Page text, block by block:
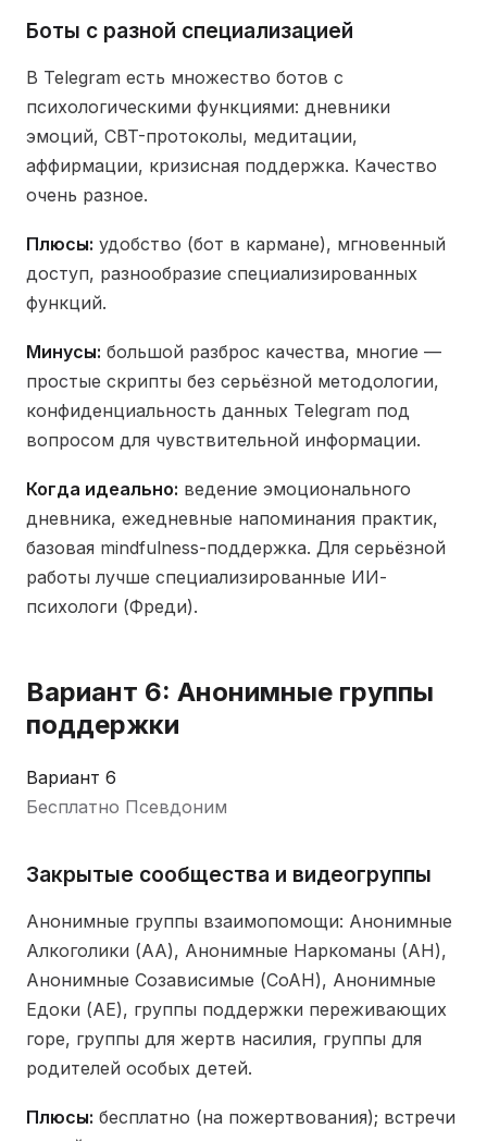
Боты с разной специализацией
В Telegram есть множество ботов с
психологическими функциями: дневники
эмоций, CBT-протоколы, медитации,
аффирмации, кризисная поддержка. Качество
очень разное.
Плюсы: удобство (бот в кармане), мгновенный
доступ, разнообразие специализированных
функций.
Минусы: большой разброс качества, многие —
простые скрипты без серьёзной методологии,
конфиденциальность данных Telegram под
вопросом для чувствительной информации.
Когда идеально: ведение эмоционального
дневника, ежедневные напоминания практик,
базовая mindfulness-поддержка. Для серьёзной
работы лучше специализированные ИИ-
психологи (Фреди).
Вариант 6: Анонимные группы
поддержки
Вариант 6
Бесплатно Псевдоним
Закрытые сообщества и видеогруппы
Анонимные группы взаимопомощи: Анонимные
Алкоголики (АА), Анонимные Наркоманы (АН),
Анонимные Созависимые (СоАН), Анонимные
Едоки (АЕ), группы поддержки переживающих
горе, группы для жертв насилия, группы для
родителей особых детей.
Плюсы: бесплатно (на пожертвования); встречи